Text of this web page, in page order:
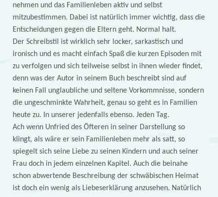
nehmen und das Familienleben aktiv und selbst
mitzubestimmen. Dabei ist natürlich immer wichtig, dass die
Entscheidungen gegen die Eltern geht. Normal halt.
Der Schreibstil ist wirklich sehr locker, sarkastisch und
ironisch und es macht einfach Spaß die kurzen Episoden mit
zu verfolgen und sich teilweise selbst in ihnen wieder findet,
denn was der Autor in seinem Buch beschreibt sind auf
keinen Fall unglaubliche und seltene Vorkommnisse, sondern
die ungeschminkte Wahrheit, genau so geht es in Familien
heute zu. In unserer jedenfalls ebenso. Jeden Tag.
Ach wenn Unfried des Öfteren in seiner Darstellung so
klingt, als wäre er sein Familienleben mehr als satt, so
spiegelt sich seine Liebe zu seinen Kindern und auch seiner
Frau doch in jedem einzelnen Kapitel. Auch die beinahe
schon abwertende Beschreibung der schwäbischen Heimat
ist doch ein wenig als Liebeserklärung anzusehen. Natürlich